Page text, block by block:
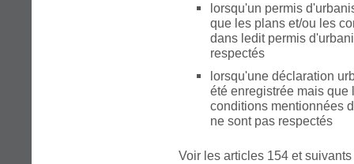
lorsqu'un permis
que les plans et/ou les
dans ledit permis
respectés
lorsqu'une déclaration
été enregistrée mais que
conditions mentionnées
ne sont pas respectés
Voir les articles 154 et